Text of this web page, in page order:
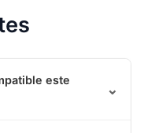
este
⌄